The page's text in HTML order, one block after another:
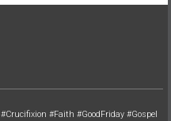
#Crucifixion #Faith #GoodFriday #Gospel